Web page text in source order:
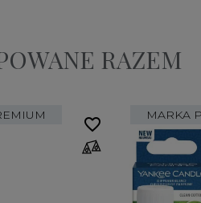
RAZEM
MARKA
favorite_border